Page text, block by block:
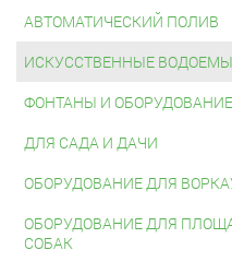
АВТОМАТИЧЕСКИЙ ПОЛИВ
ИСКУССТВЕННЫЕ
ФОНТАНЫ И
ДЛЯ САДА И ДАЧИ
ОБОРУДОВАНИЕ ДЛЯ
ОБОРУДОВАНИЕ ДЛЯ
СОБАК